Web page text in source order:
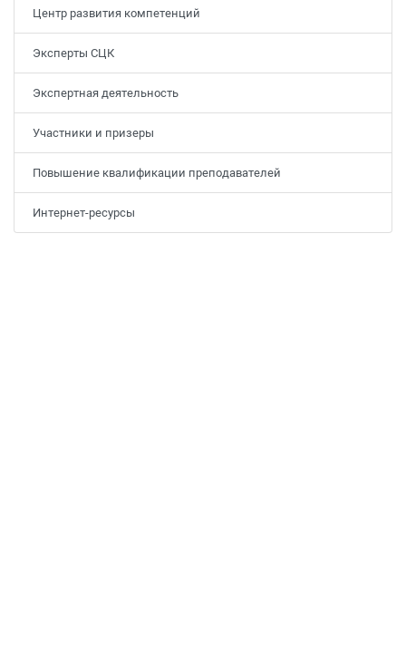
Центр развития компетенций
Эксперты СЦК
Экспертная деятельность
Участники и призеры
Повышение квалификации преподавателей
Интернет-ресурсы